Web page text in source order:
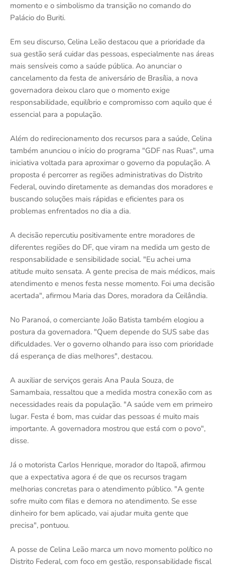
momento e o simbolismo da transição no comando do
Palácio do Buriti.
Em seu discurso, Celina Leão destacou que a prioridade da
sua gestão será cuidar das pessoas, especialmente nas áreas
mais sensíveis como a saúde pública. Ao anunciar o
cancelamento da festa de aniversário de Brasília, a nova
governadora deixou claro que o momento exige
responsabilidade, equilíbrio e compromisso com aquilo que é
essencial para a população.
Além do redirecionamento dos recursos para a saúde, Celina
também anunciou o início do programa "GDF nas Ruas", uma
iniciativa voltada para aproximar o governo da população. A
proposta é percorrer as regiões administrativas do Distrito
Federal, ouvindo diretamente as demandas dos moradores e
buscando soluções mais rápidas e eficientes para os
problemas enfrentados no dia a dia.
A decisão repercutiu positivamente entre moradores de
diferentes regiões do DF, que viram na medida um gesto de
responsabilidade e sensibilidade social. "Eu achei uma
atitude muito sensata. A gente precisa de mais médicos, mais
atendimento e menos festa nesse momento. Foi uma decisão
acertada", afirmou Maria das Dores, moradora da Ceilândia.
No Paranoá, o comerciante João Batista também elogiou a
postura da governadora. "Quem depende do SUS sabe das
dificuldades. Ver o governo olhando para isso com prioridade
dá esperança de dias melhores", destacou.
A auxiliar de serviços gerais Ana Paula Souza, de
Samambaia, ressaltou que a medida mostra conexão com as
necessidades reais da população. "A saúde vem em primeiro
lugar. Festa é bom, mas cuidar das pessoas é muito mais
importante. A governadora mostrou que está com o povo",
disse.
Já o motorista Carlos Henrique, morador do Itapoã, afirmou
que a expectativa agora é de que os recursos tragam
melhorias concretas para o atendimento público. "A gente
sofre muito com filas e demora no atendimento. Se esse
dinheiro for bem aplicado, vai ajudar muita gente que
precisa", pontuou.
A posse de Celina Leão marca um novo momento político no
Distrito Federal, com foco em gestão, responsabilidade fiscal